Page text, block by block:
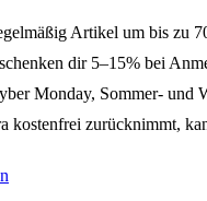
Artikel um bis zu
dir 5–15% bei
Monday, Sommer- und
kostenfrei zurücknimmt,